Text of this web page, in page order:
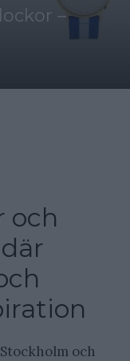
–
och
och